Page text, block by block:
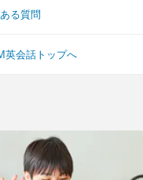
る質問
英会話トップへ